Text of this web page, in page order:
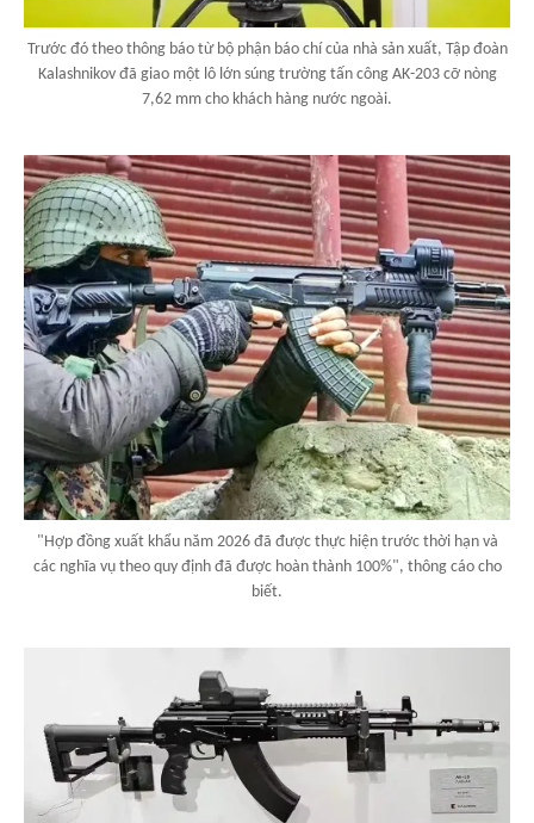
Trước đó theo thông báo từ bộ phận báo chí của nhà sản xuất, Tập đoàn
Kalashnikov đã giao một lô lớn súng trường tấn công AK-203 cỡ nòng
7,62 mm cho khách hàng nước ngoài.
"Hợp đồng xuất khẩu năm 2026 đã được thực hiện trước thời hạn và
các nghĩa vụ theo quy định đã được hoàn thành 100%", thông cáo cho
biết.